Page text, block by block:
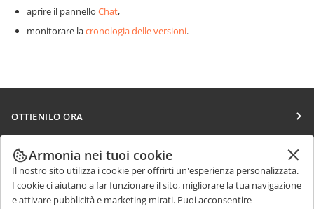
aprire il pannello Chat,
monitorare lacronologia delle versioni.
OTTIENILO ORA
Docs
DocSpace
Workspace
COLLABORA
Per i contributori
Per i traduttori
RICEVI NOTIZIE
Blog
Armonia nei tuoi cookie
Il nostro sito utilizza i cookie per offrirti un'esperienza personalizzata.
I cookie ci aiutano a far funzionare il sito, migliorare la tua navigazione
e attivare pubblicità e marketing mirati. Puoi acconsentire